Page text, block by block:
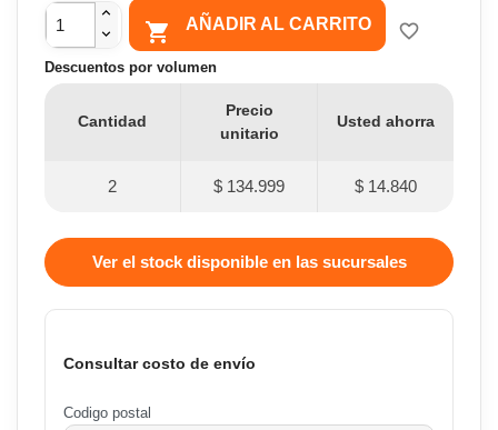
 AÑADIR AL CARRITO favorite_border
Descuentos por volumen
Cantidad
Precio
unitario
Usted ahorra
2 $ 134.999 $ 14.840
Ver el stock disponible en las sucursales
Consultar costo de envío
Codigo postal